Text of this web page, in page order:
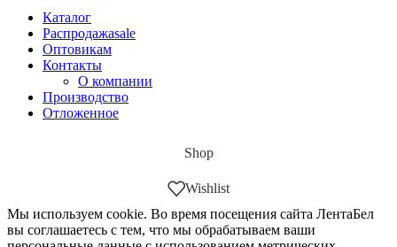
Каталог
Распродажаsale
Оптовикам
Контакты
О компании
Производство
Отложенное
Shop
Wishlist
Мы используем cookie. Во время посещения сайта ЛентаБел
вы соглашаетесь с тем, что мы обрабатываем ваши